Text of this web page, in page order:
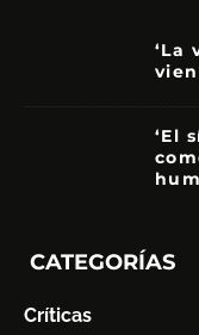
‘La
‘El
CATEGORÍAS
Críticas